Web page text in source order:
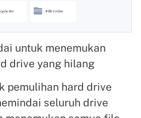
untuk menemukan
drive yang hilang
pemulihan hard drive
seluruh drive